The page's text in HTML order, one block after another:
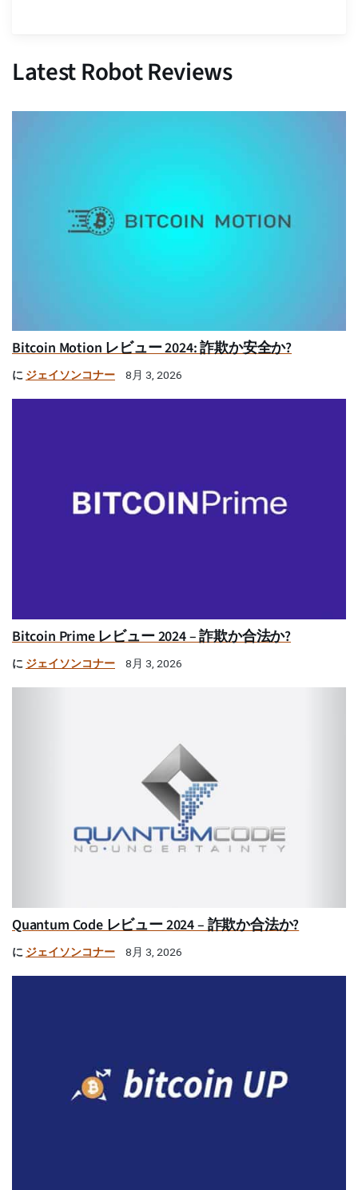
Latest Robot Reviews
Bitcoin Motion レビュー 2024: 詐欺か安全か?
に ジェイソンコナー 8月 3, 2026
Bitcoin Prime レビュー 2024 – 詐欺か合法か?
に ジェイソンコナー 8月 3, 2026
Quantum Code レビュー 2024 – 詐欺か合法か?
に ジェイソンコナー 8月 3, 2026